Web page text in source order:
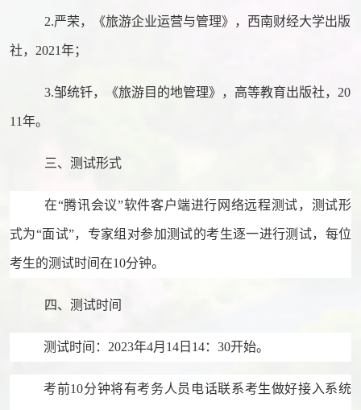
2.严荣， 《旅游企业运营与管理》 ， 西南财经大学出版
社， 2021年；
3.邹统钎， 《旅游目的地管理》 ， 高等教育出版社， 20
11年。
三、 测试形式
在“腾讯会议”软件客户端进行网络远程测试，测试形
式为“面试”，专家组对参加测试的考生逐一进行测试，每位
考生的测试时间在10分钟。
四、测试时间
测试时间： 2023年4月14日14：30开始。
考前10分钟将有考务人员电话联系考生做好接入系统